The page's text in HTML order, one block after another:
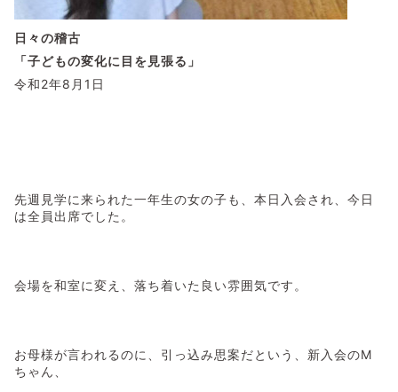
日々の稽古
「子どもの変化に目を見張る」
令和2年8月1日
先週見学に来られた一年生の女の子も、本日入会され、今日
は全員出席でした。
会場を和室に変え、落ち着いた良い雰囲気です。
お母様が言われるのに、引っ込み思案だという、新入会のM
ちゃん、